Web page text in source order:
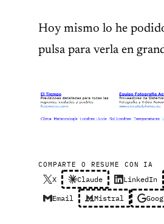
Hoy mismo lo he
pulsa para verla en
COMPARTE O RESUME CON IA
X Claude LinkedIn
Email Mistral